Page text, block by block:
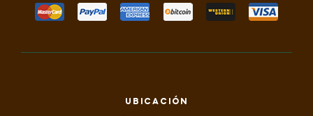
UBICACIÓN